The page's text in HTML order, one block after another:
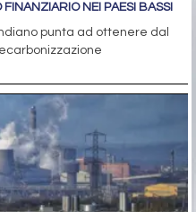
NEI PAESI BASSI
punta ad ottenere dal